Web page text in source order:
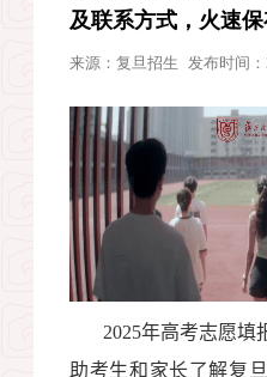
及联系方式，火速保
来源： 复旦招生 发布时间
2025年高考志愿填
助考生和家长了解复